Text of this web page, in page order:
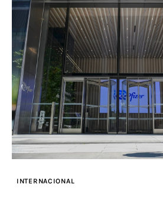
INTERNACIONAL